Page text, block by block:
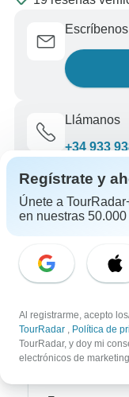
Llámanos
+34 933
Destinos
África
Asia
Regístrate y
Únete a
en nuestras
Al registrarme, acepto
TourRadar , Política de
TourRadar, y doy mi
electrónicos de